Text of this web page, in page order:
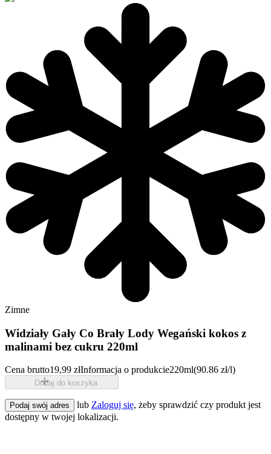
Zimne
Widziały Gały Co Brały Lody Wegański kokos z
malinami bez cukru 220ml
Cena brutto19,99 złInformacja o produkcie220ml(90.86 zł/l)
Dodaj do koszyka
Podaj swój adres lub Zaloguj się, żeby sprawdzić czy produkt jest
dostępny w twojej lokalizacji.